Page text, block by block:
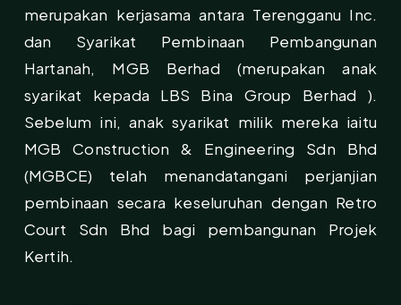
merupakan kerjasama antara Terengganu Inc.
dan Syarikat Pembinaan Pembangunan
Hartanah, MGB Berhad (merupakan anak
syarikat kepada LBS Bina Group Berhad ).
Sebelum ini, anak syarikat milik mereka iaitu
MGB Construction & Engineering Sdn Bhd
(MGBCE) telah menandatangani perjanjian
pembinaan secara keseluruhan dengan Retro
Court Sdn Bhd bagi pembangunan Projek
Kertih.